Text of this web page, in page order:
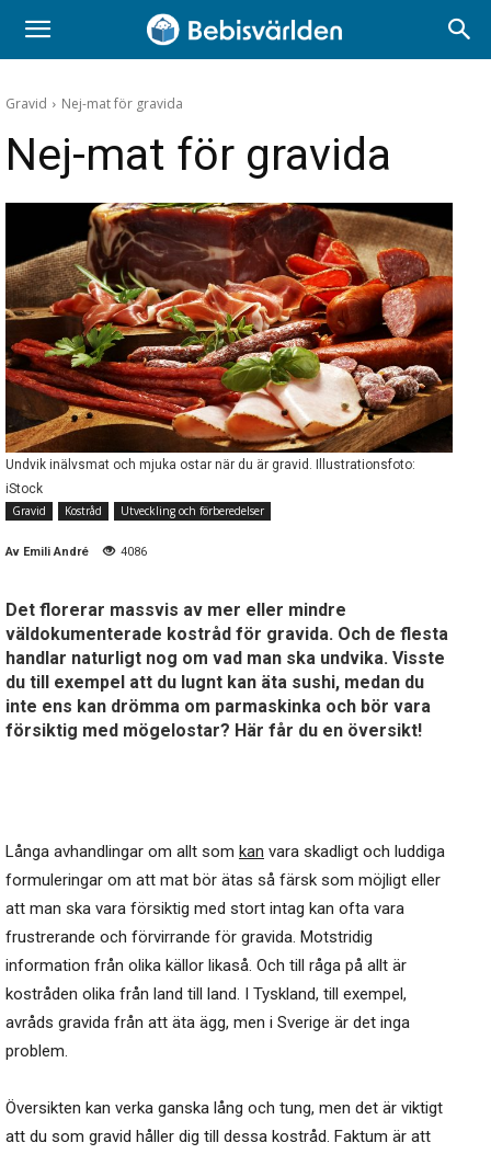
Gravid Nej-mat för gravida
Nej-mat för gravida
Undvik inälvsmat och mjuka ostar när du är gravid. Illustrationsfoto:
iStock
Gravid
Kostråd Utveckling och förberedelser
Av Emili André 4086
Det florerar massvis av mer eller mindre
väldokumenterade kostråd för gravida. Och de flesta
handlar naturligt nog om vad man ska undvika. Visste
du till exempel att du lugnt kan äta sushi, medan du
inte ens kan drömma om parmaskinka och bör vara
försiktig med mögelostar? Här får du en översikt!
Långa avhandlingar om allt som kan vara skadligt och luddiga
formuleringar om att mat bör ätas så färsk som möjligt eller
att man ska vara försiktig med stort intag kan ofta vara
frustrerande och förvirrande för gravida. Motstridig
information från olika källor likaså. Och till råga på allt är
kostråden olika från land till land. I Tyskland, till exempel,
avråds gravida från att äta ägg, men i Sverige är det inga
problem.
Översikten kan verka ganska lång och tung, men det är viktigt
att du som gravid håller dig till dessa kostråd. Faktum är att